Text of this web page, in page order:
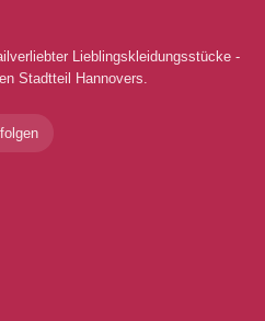
Lieblingskleidungsstücke -
Stadtteil Hannovers.